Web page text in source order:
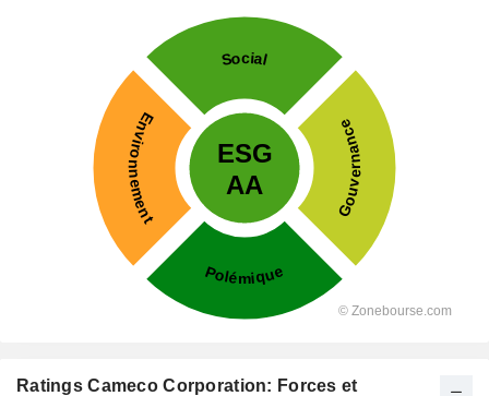
Ratings Cameco Corporation: Forces et